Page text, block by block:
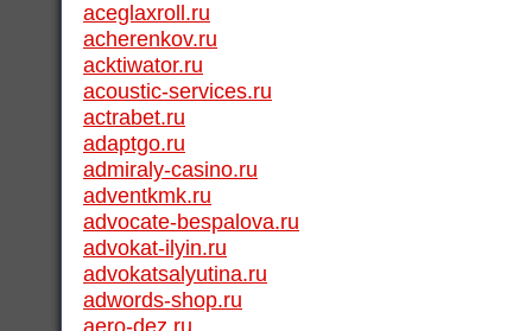
aceglaxroll.ru
acherenkov.ru
acktiwator.ru
acoustic-services.ru
actrabet.ru
adaptgo.ru
admiraly-casino.ru
adventkmk.ru
advocate-bespalova.ru
advokat-ilyin.ru
advokatsalyutina.ru
adwords-shop.ru
aero-dez.ru